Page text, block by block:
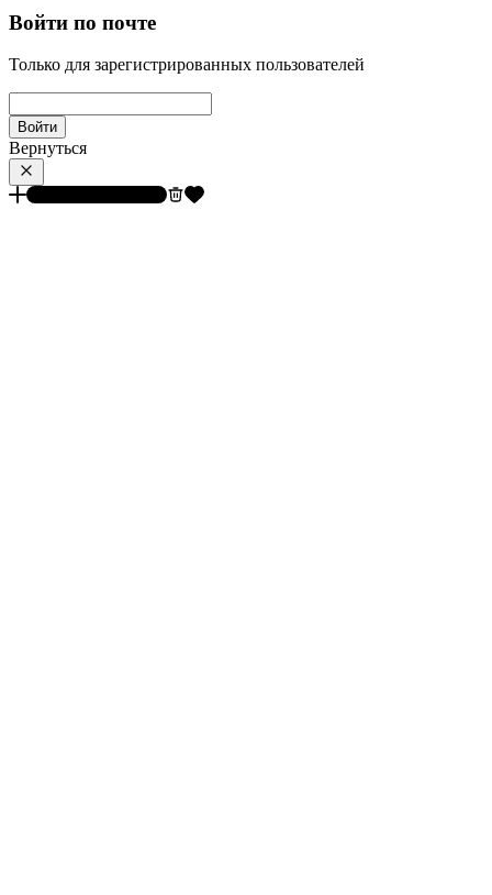
Войти по почте
Только для зарегистрированных пользователей
Войти
Вернуться